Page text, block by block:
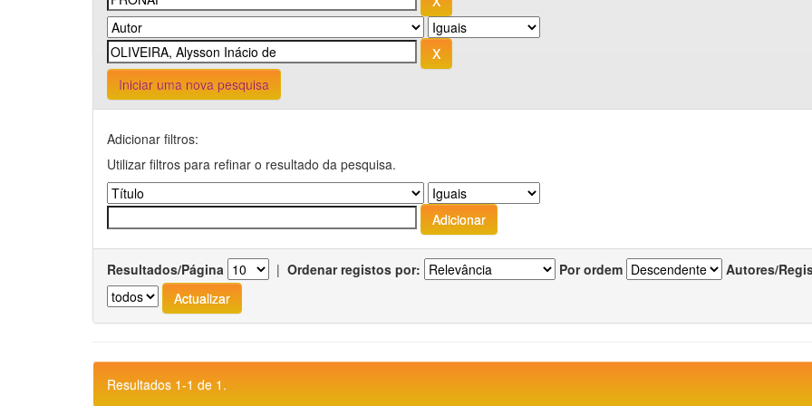
Iniciar uma nova pesquisa
Adicionar filtros:
Utilizar filtros para refinar o resultado da pesquisa.
Resultados/Página | Ordenar registos por: Por ordem Autores/
Resultados 1-1 de 1.